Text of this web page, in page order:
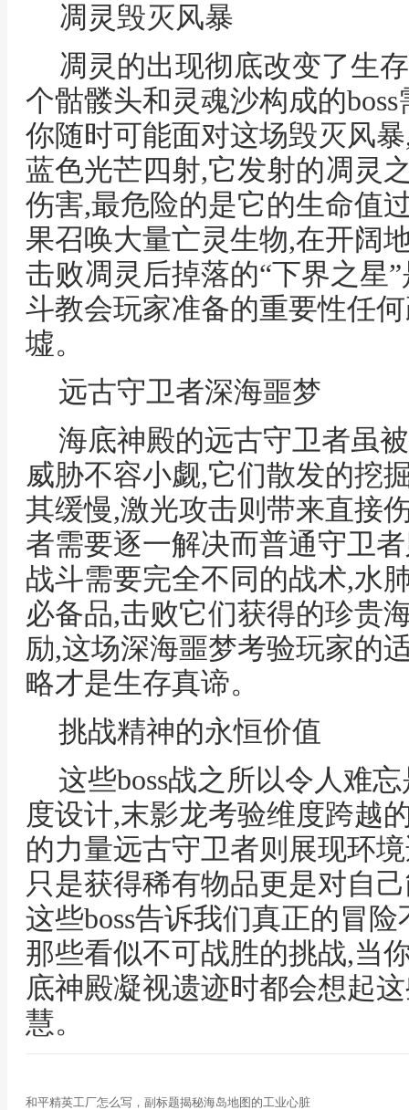
凋灵毁灭风暴
凋灵的出现彻底改变了生
个骷髅头和灵魂沙构成的
你随时可能面对这场毁灭风
蓝色光芒四射,它发射的凋灵
伤害,最危险的是它的生命值
果召唤大量亡灵生物,在开阔
击败凋灵后掉落的“下界之星
斗教会玩家准备的重要性任
墟。
远古守卫者深海噩梦
海底神殿的远古守卫者虽
威胁不容小觑,它们散发的挖
其缓慢,激光攻击则带来直接
者需要逐一解决而普通守卫
战斗需要完全不同的战术,水
必备品,击败它们获得的珍贵
励,这场深海噩梦考验玩家的
略才是生存真谛。
挑战精神的永恒价值
这些boss战之所以令人难
度设计,末影龙考验维度跨越
的力量远古守卫者则展现环
只是获得稀有物品更是对自
这些boss告诉我们真正的冒
那些看似不可战胜的挑战,当
底神殿凝视遗迹时都会想起
慧。
和平精英工厂怎么写，副标题揭秘海岛地图的工业心脏